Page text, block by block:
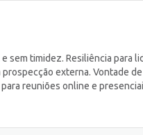
sem timidez. Resiliência para
externa. Vontade
reuniões online e